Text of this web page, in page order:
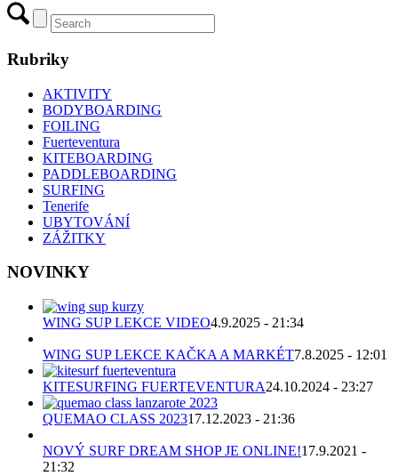
Rubriky
AKTIVITY
BODYBOARDING
FOILING
Fuerteventura
KITEBOARDING
PADDLEBOARDING
SURFING
Tenerife
UBYTOVÁNÍ
ZÁŽITKY
NOVINKY
WING SUP LEKCE VIDEO4.9.2025 - 21:34
WING SUP LEKCE KAČKA A MARKÉT7.8.2025 - 12:01
KITESURFING FUERTEVENTURA24.10.2024 - 23:27
QUEMAO CLASS 202317.12.2023 - 21:36
NOVÝ SURF DREAM SHOP JE ONLINE!17.9.2021 -
21:32